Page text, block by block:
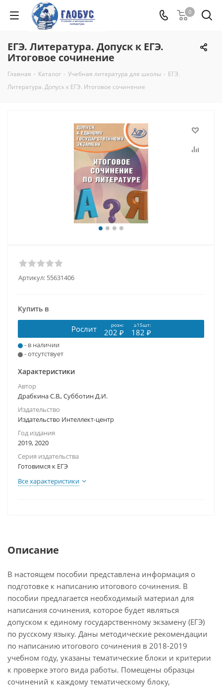
0
ЕГЭ. Литература. Допуск к ЕГЭ.
Итоговое сочинение
Главная - Каталог - Учебная литература для школы - ЕГЭ.
Литература. Допуск к ЕГЭ. Итоговое сочинение
Артикул: 55631406
Купить в
Рослит розн: ≥15шт:
202 ₽ 182 ₽
- в наличии
- отсутствует
Характеристики
Автор
Драбкина С.В., Субботин Д.И.
Издательство
Издательство Интеллект-центр
Год издания
2019, 2020
Серия издательства
Готовимся к ЕГЭ
Все характеристики
Описание
В настоящем пособии представлена информация о
подготовке к написанию итогового сочинения. В
пособии предлагается необходимый материал для
написания сочинения, которое будет являться
допуском к единому государственному экзамену (ЕГЭ)
по русскому языку. Даны методические рекомендации
по написанию итогового сочинения в 2018-2019
учебном году, указаны тематические блоки и критерии
к проверке этого вида работы. Помещены образцы
сочинений к каждому тематическому блоку,